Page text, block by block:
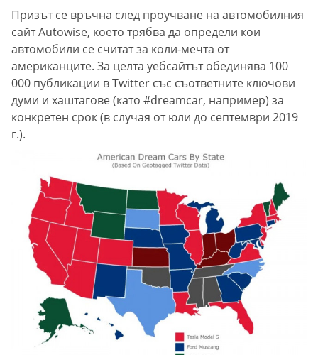
Призът се връчна след проучване на автомобилния
сайт Autowise, което трябва да определи кои
автомобили се считат за коли-мечта от
американците. За целта уебсайтът обединява 100
000 публикации в Twitter със съответните ключови
думи и хаштагове (като #dreamcar, например) за
конкретен срок (в случая от юли до септември 2019
г.).